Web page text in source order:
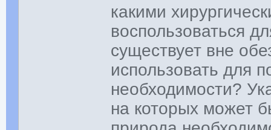
какими
воспользоваться
существует вне
использовать для
необходимости?
на которых может